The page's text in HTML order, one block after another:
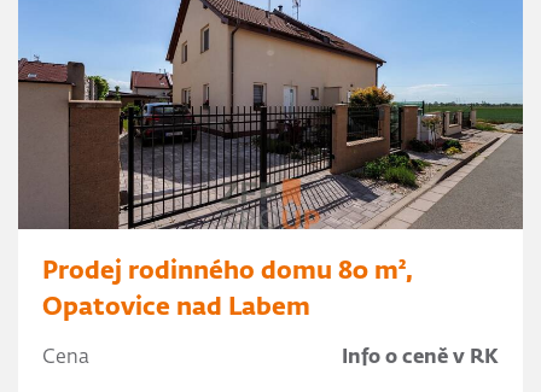
Prodej rodinného domu 80 m²,
Opatovice nad Labem
Cena Info o ceně v RK